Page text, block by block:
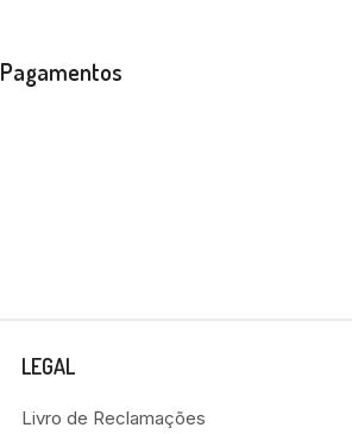
Pagamentos
LEGAL
Livro de Reclamações